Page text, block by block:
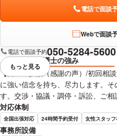
電話で面談
Webで面談
電話で面談予約050-5284-5600
弁護士の強み
【口コミ多数（感謝の声）/初回相
に強い信念を持ち、尽力します。
す。交渉・協議・調停・訴訟、ご相
対応体制
全国出張対応 24時間予約受付 女性スタッ
事務所設備
視覚的に省略されている要素を
もっと見る